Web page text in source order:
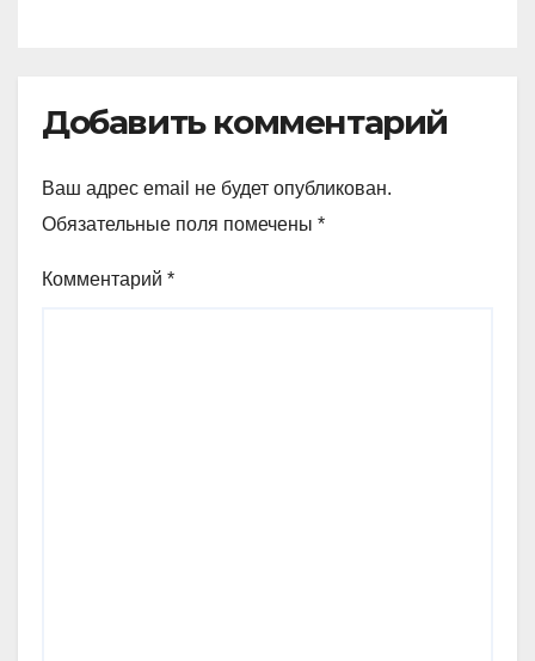
Добавить комментарий
Ваш адрес email не будет опубликован.
Обязательные поля помечены *
Комментарий *